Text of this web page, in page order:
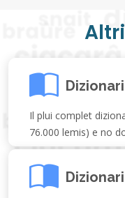
Il plui complet
76.000 lemis) e no